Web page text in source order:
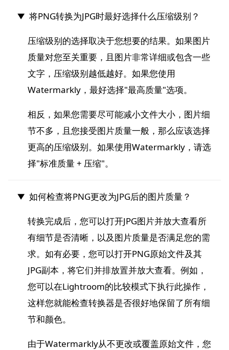
将PNG转换为JPG时最好选择什么压缩级别？
压缩级别的选择取决于您想要的结果。如果图片
质量对您至关重要，且图片非常详细或包含一些
文字，压缩级别越低越好。如果您使用
Watermarkly，最好选择"最高质量"选项。
相反，如果您需要尽可能减小文件大小，图片细
节不多，且您接受图片质量一般，那么应该选择
更高的压缩级别。如果使用Watermarkly，请选
择"标准质量 + 压缩"。
如何检查将PNG更改为JPG后的图片质量？
转换完成后，您可以打开JPG图片并放大查看所
有细节是否清晰，以及图片质量是否满足您的需
求。如有必要，您可以打开PNG原始文件及其
JPG副本，将它们并排放置并放大查看。例如，
您可以在Lightroom的比较模式下执行此操作，
这样您就能检查转换器是否很好地保留了所有细
节和颜色。
由于Watermarkly从不更改或覆盖原始文件，您